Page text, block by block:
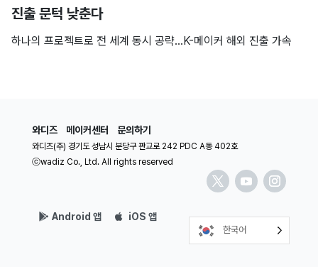
진출 문턱 낮춘다
하나의 프로젝트로 전 세계 동시 공략…K-메이커 해외 진출 가속
와디즈 메이커센터 문의하기
와디즈(주) 경기도 성남시 분당구 판교로 242 PDC A동 402호
ⓒwadiz Co., Ltd. All rights reserved
Android 앱 iOS 앱
한국어